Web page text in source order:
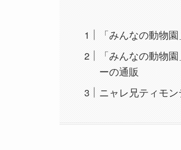
「みんなの動物
「みんなの動物
ーの通販
ニャレ兄ティモ